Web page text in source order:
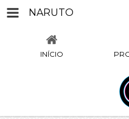
NARUTO
INÍCIO